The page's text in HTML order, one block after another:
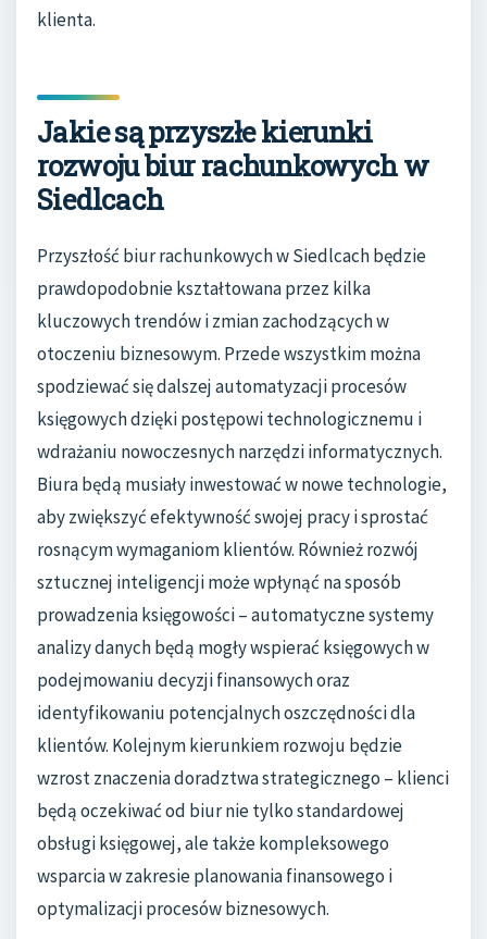
klienta.
Jakie są przyszłe kierunki
rozwoju biur rachunkowych w
Siedlcach
Przyszłość biur rachunkowych w Siedlcach będzie
prawdopodobnie kształtowana przez kilka
kluczowych trendów i zmian zachodzących w
otoczeniu biznesowym. Przede wszystkim można
spodziewać się dalszej automatyzacji procesów
księgowych dzięki postępowi technologicznemu i
wdrażaniu nowoczesnych narzędzi informatycznych.
Biura będą musiały inwestować w nowe technologie,
aby zwiększyć efektywność swojej pracy i sprostać
rosnącym wymaganiom klientów. Również rozwój
sztucznej inteligencji może wpłynąć na sposób
prowadzenia księgowości – automatyczne systemy
analizy danych będą mogły wspierać księgowych w
podejmowaniu decyzji finansowych oraz
identyfikowaniu potencjalnych oszczędności dla
klientów. Kolejnym kierunkiem rozwoju będzie
wzrost znaczenia doradztwa strategicznego – klienci
będą oczekiwać od biur nie tylko standardowej
obsługi księgowej, ale także kompleksowego
wsparcia w zakresie planowania finansowego i
optymalizacji procesów biznesowych.